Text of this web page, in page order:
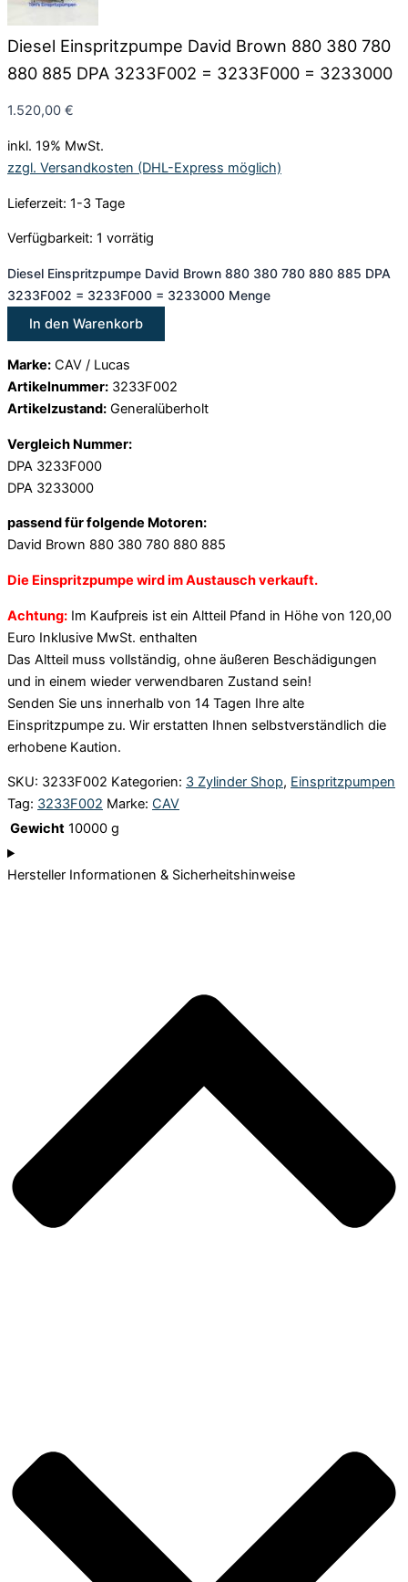
Diesel Einspritzpumpe David Brown 880 380 780
880 885 DPA 3233F002 = 3233F000 = 3233000
1.520,00 €
inkl. 19% MwSt.
zzgl. Versandkosten (DHL-Express möglich)
Lieferzeit: 1-3 Tage
Verfügbarkeit: 1 vorrätig
Diesel Einspritzpumpe David Brown 880 380 780 880 885 DPA
3233F002 = 3233F000 = 3233000 Menge
In den Warenkorb
Marke: CAV / Lucas
Artikelnummer: 3233F002
Artikelzustand: Generalüberholt
Vergleich Nummer:
DPA 3233F000
DPA 3233000
passend für folgende Motoren:
David Brown 880 380 780 880 885
Die Einspritzpumpe wird im Austausch verkauft.
Achtung: Im Kaufpreis ist ein Altteil Pfand in Höhe von 120,00
Euro Inklusive MwSt. enthalten
Das Altteil muss vollständig, ohne äußeren Beschädigungen
und in einem wieder verwendbaren Zustand sein!
Senden Sie uns innerhalb von 14 Tagen Ihre alte
Einspritzpumpe zu. Wir erstatten Ihnen selbstverständlich die
erhobene Kaution.
SKU: 3233F002 Kategorien: 3 Zylinder Shop, Einspritzpumpen
Tag: 3233F002 Marke: CAV
Gewicht 10000 g
Hersteller Informationen & Sicherheitshinweise